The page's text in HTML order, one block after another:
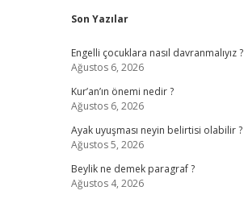
Sidebar
Son Yazılar
Engelli çocuklara nasıl davranmalıyız ?
Ağustos 6, 2026
Kur’an’ın önemi nedir ?
Ağustos 6, 2026
Ayak uyuşması neyin belirtisi olabilir ?
Ağustos 5, 2026
Beylik ne demek paragraf ?
Ağustos 4, 2026